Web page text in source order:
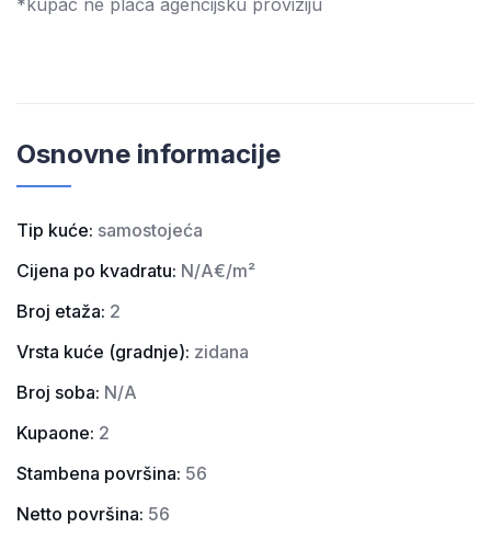
*kupac ne plaća agencijsku proviziju
Osnovne informacije
Tip kuće: samostojeća
Cijena po kvadratu: N/A
Broj etaža: 2
Vrsta kuće (gradnje): zidana
Broj soba: N/A
Kupaone: 2
Stambena površina: 56
Netto površina: 56